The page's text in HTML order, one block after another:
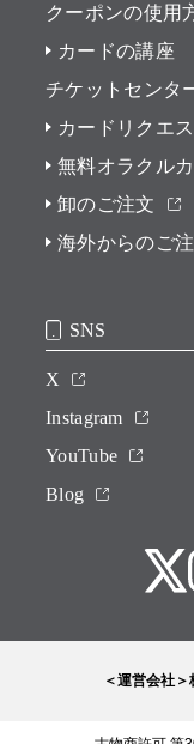
クーポンの使用
カードの講座
チケットセンタ
カードリクエ
無料オラクル
卸のご注文
海外からのご
SNS
X
Instagram
YouTube
Blog
＜運営会社